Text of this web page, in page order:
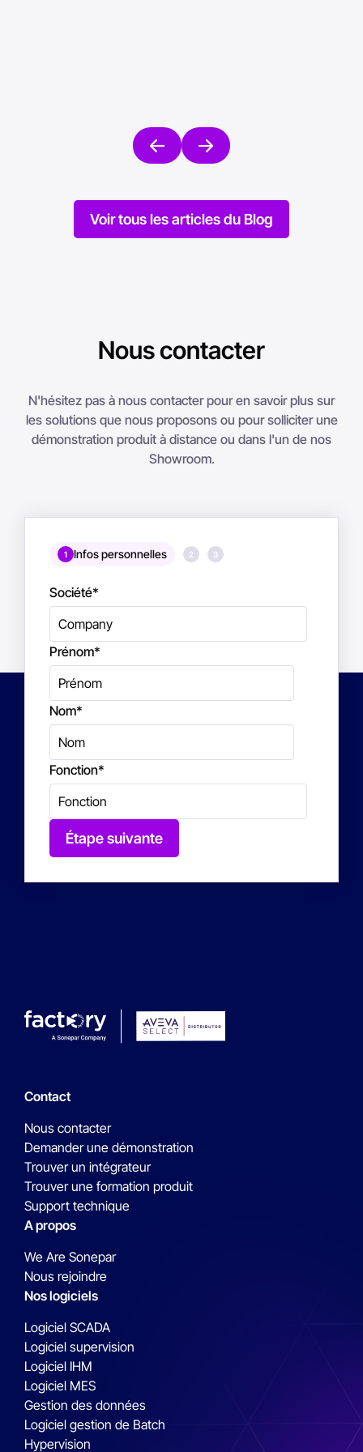
Voir tous les articles du Blog
Nous contacter
N'hésitez pas à nous contacter pour en savoir plus sur
les solutions que nous proposons ou pour solliciter une
démonstration produit à distance ou dans l'un de nos
Showroom.
1 Infos personnelles 2 3
Société*
Prénom*
Nom*
Fonction*
Étape suivante
Contact
Nous contacter
Demander une démonstration
Trouver un intégrateur
Trouver une formation produit
Support technique
A propos
We Are Sonepar
Nous rejoindre
Nos logiciels
Logiciel SCADA
Logiciel supervision
Logiciel IHM
Logiciel MES
Gestion des données
Logiciel gestion de Batch
Hypervision